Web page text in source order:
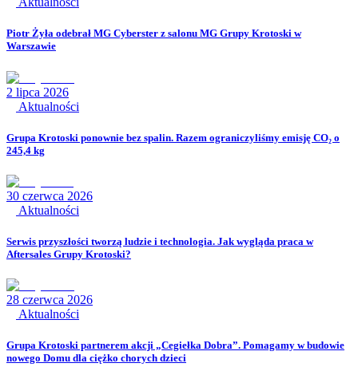
Piotr Żyła odebrał MG Cyberster z salonu MG Grupy Krotoski w
Warszawie
2 lipca 2026
Aktualności
Grupa Krotoski ponownie bez spalin. Razem ograniczyliśmy emisję CO₂ o
245,4 kg
30 czerwca 2026
Aktualności
Serwis przyszłości tworzą ludzie i technologia. Jak wygląda praca w
Aftersales Grupy Krotoski?
28 czerwca 2026
Aktualności
Grupa Krotoski partnerem akcji „Cegiełka Dobra”. Pomagamy w budowie
nowego Domu dla ciężko chorych dzieci